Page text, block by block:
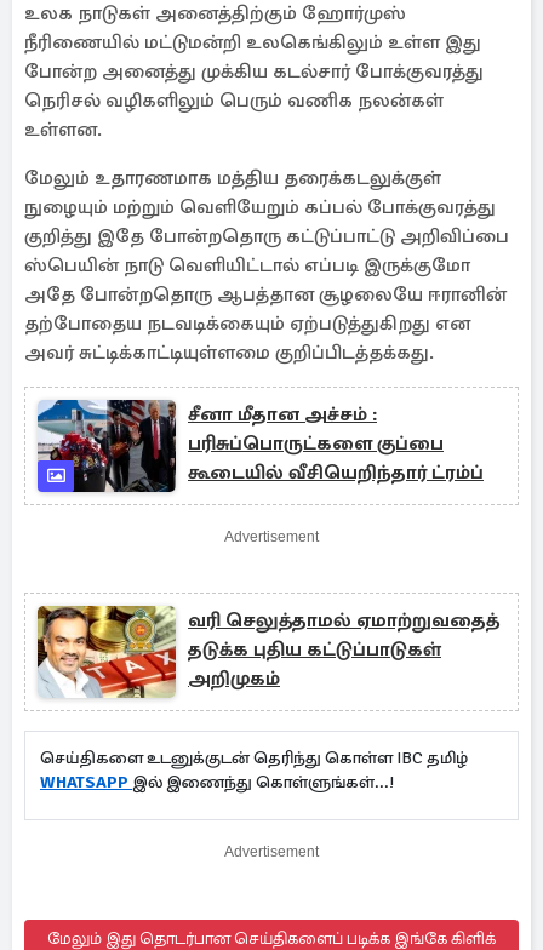
உலக நாடுகள் அனைத்திற்கும் ஹோர்முஸ்
நீரிணையில் மட்டுமன்றி உலகெங்கிலும் உள்ள இது
போன்ற அனைத்து முக்கிய கடல்சார் போக்குவரத்து
நெரிசல் வழிகளிலும் பெரும் வணிக நலன்கள்
உள்ளன.
மேலும் உதாரணமாக மத்திய தரைக்கடலுக்குள்
நுழையும் மற்றும் வெளியேறும் கப்பல் போக்குவரத்து
குறித்து இதே போன்றதொரு கட்டுப்பாட்டு அறிவிப்பை
ஸ்பெயின் நாடு வெளியிட்டால் எப்படி இருக்குமோ
அதே போன்றதொரு ஆபத்தான சூழலையே ஈரானின்
தற்போதைய நடவடிக்கையும் ஏற்படுத்துகிறது என
அவர் சுட்டிக்காட்டியுள்ளமை குறிப்பிடத்தக்கது.
சீனா மீதான அச்சம் :
பரிசுப்பொருட்களை குப்பை
கூடையில் வீசியெறிந்தார் ட்ரம்ப்
Advertisement
வரி செலுத்தாமல் ஏமாற்றுவதைத்
தடுக்க புதிய கட்டுப்பாடுகள்
அறிமுகம்
செய்திகளை உடனுக்குடன் தெரிந்து கொள்ள IBC தமிழ்
WHATSAPP இல் இணைந்து கொள்ளுங்கள்...!
Advertisement
மேலும் இது தொடர்பான செய்திகளைப் படிக்க இங்கே கிளிக்